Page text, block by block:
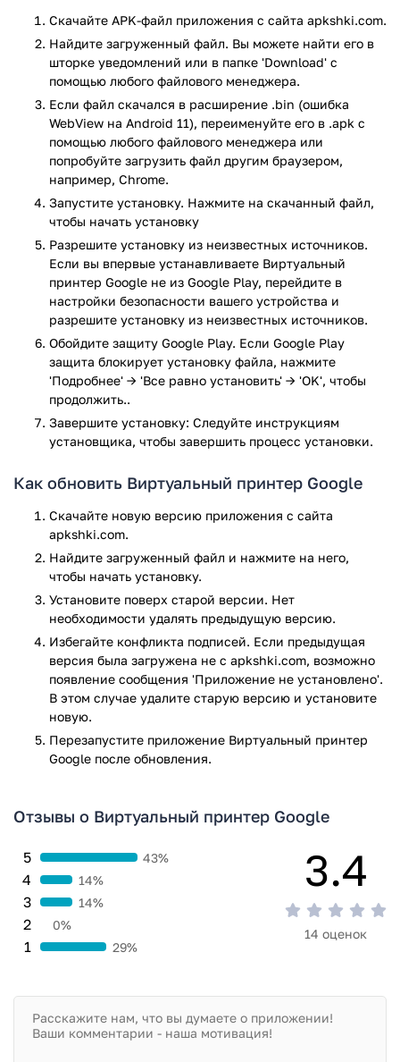
При печати большого количества файлов, приложение
поможет с удобством отслеживать состояние очереди и
управлять ей. Важно, что программа поддерживает работу
сразу со множеством принтеров. Вы также можете
принимать приглашения по электронной почте или быстро
добавлять в ваш список принтеры из локальной сети.
Главные особенности и возможности
приложения:
Выбор документов или изображений для печати, из
сторонних приложений.
Управление списком из всех доступных вам
принтеров.
Быстрое подключение новых принтеров из
локальной сети.
Управление настройками печати с экрана
смартфона.
Поддержка телефонов и планшетов на Андроид.
Управление состоянием заданий печати.
Обратите внимание! Поддержка программы Виртуальный
принтер Google для Android официально прекращена с 31
последнюю версию приложения с нашего сайта,
Приложение Виртуальный принтер Google прошло
проверку антивирусом VirusTotal. В результате проверки
по всем последним сигнатурам заражения файлов не
Скачайте APK-файл приложения с сайта apkshki.com.
Найдите загруженный файл. Вы можете найти его в
шторке уведомлений или в папке 'Download' с
помощью любого файлового менеджера.
Если файл скачался в расширение .bin (ошибка
WebView на Android 11), переименуйте его в .apk с
помощью любого файлового менеджера или
попробуйте загрузить файл другим браузером,
например, Chrome.
Запустите установку. Нажмите на скачанный файл,
чтобы начать установку
Разрешите установку из неизвестных источников.
Если вы впервые устанавливаете Виртуальный
принтер Google не из Google Play, перейдите в
настройки безопасности вашего устройства и
разрешите установку из неизвестных источников.
Обойдите защиту Google Play. Если Google Play
защита блокирует установку файла, нажмите
'Подробнее' → 'Все равно установить' → 'OK', чтобы
продолжить..
Завершите установку: Следуйте инструкциям
установщика, чтобы завершить процесс установки.
Как обновить Виртуальный принтер Google
Скачайте новую версию приложения с сайта
apkshki.com.
Найдите загруженный файл и нажмите на него,
чтобы начать установку.
Установите поверх старой версии. Нет
необходимости удалять предыдущую версию.
Избегайте конфликта подписей. Если предыдущая
версия была загружена не с apkshki.com, возможно
появление сообщения 'Приложение не установлено'.
В этом случае удалите старую версию и установите
новую.
Перезапустите приложениe Виртуальный принтер
Google после обновления.
Отзывы о Виртуальный принтер Google
1 29%
2 0%
3 14%
4 14%
5 43% 3.4
14 оценок